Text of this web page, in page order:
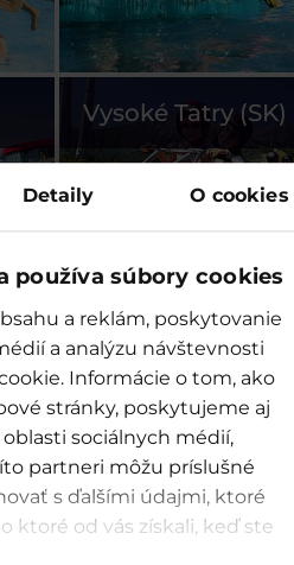
Detaily O cookies
používa súbory cookies
a reklám, poskytovanie
a analýzu návštevnosti
Informácie o tom, ako
stránky, poskytujeme aj
sociálnych médií,
partneri môžu príslušné
s ďalšími údajmi, ktoré
ktoré od vás získali, keď ste
Vysoké Tatry (SK)
Szczyrk (PL)